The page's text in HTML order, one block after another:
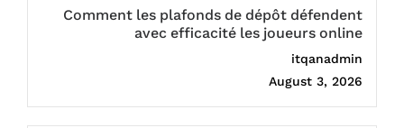
Comment les plafonds de dépôt défendent
avec efficacité les joueurs online
itqanadmin
August 3, 2026